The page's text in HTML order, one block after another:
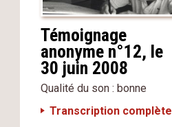
Témoignage
anonyme n°12, le
30 juin 2008
Qualité du son : bonne
Transcription complète